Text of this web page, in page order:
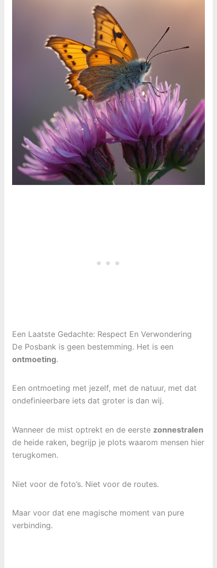
Een Laatste Gedachte: Respect En Verwondering
De Posbank is geen bestemming. Het is een
ontmoeting.
Een ontmoeting met jezelf, met de natuur, met dat
ondefinieerbare iets dat groter is dan wij.
Wanneer de mist optrekt en de eerste zonnestralen
de heide raken, begrijp je plots waarom mensen hier
terugkomen.
Niet voor de foto’s. Niet voor de routes.
Maar voor dat ene magische moment van pure
verbinding.